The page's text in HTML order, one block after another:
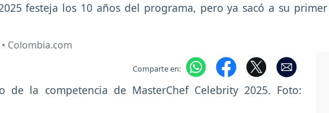
festeja los 10 años del programa, pero ya sacó a su
• Colombia.com
Comparte en: